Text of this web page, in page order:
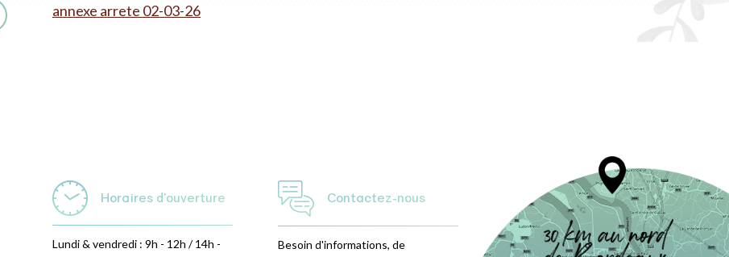
annexe arrete 02-03-26
Horaires d'ouverture
Lundi & vendredi : 9h - 12h / 14h -
Contactez-nous
Besoin d'informations, de